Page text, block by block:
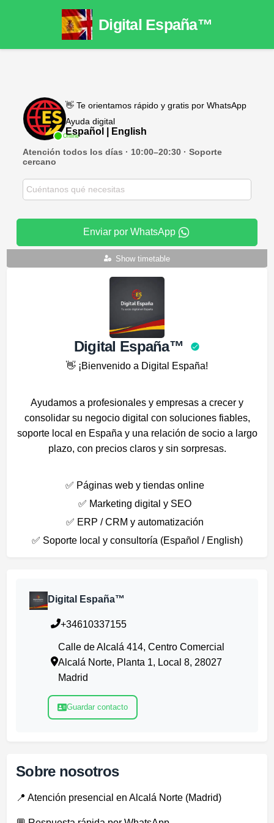
Digital España™
Digital España™
👋 ¡Bienvenido a Digital España!
Ayudamos a profesionales y empresas a crecer y
consolidar su negocio digital con soluciones fiables,
soporte local en España y una relación de socio a largo
plazo, con precios claros y sin sorpresas.
✅ Páginas web y tiendas online
✅ Marketing digital y SEO
✅ ERP / CRM y automatización
✅ Soporte local y consultoría (Español / English)
Digital España™
+34610337155
Calle de Alcalá 414, Centro Comercial
Alcalá Norte, Planta 1, Local 8, 28027
Madrid
Guardar contacto
Sobre nosotros
📍 Atención presencial en Alcalá Norte (Madrid)
Online
👋 Te orientamos rápido y gratis por WhatsApp
Ayuda digital
Español | English
Show timetable
Atención todos los días · 10:00–20:30 · Soporte
cercano
Enviar por WhatsApp